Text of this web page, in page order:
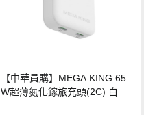
【中華員購】MEGA KING 65
W超薄氮化鎵旅充頭(2C) 白